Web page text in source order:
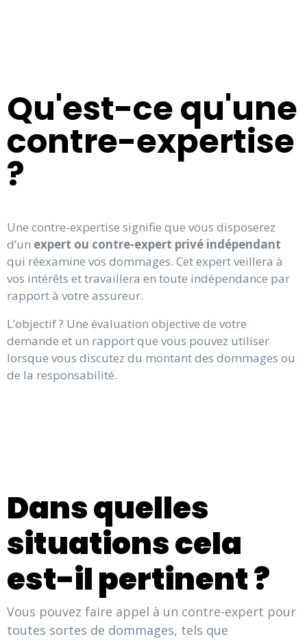
Qu'est-ce qu'une
contre-expertise
?
Une contre-expertise signifie que vous disposerez
d’un expert ou contre-expert privé indépendant
qui réexamine vos dommages. Cet expert veillera à
vos intérêts et travaillera en toute indépendance par
rapport à votre assureur.
L’objectif ? Une évaluation objective de votre
demande et un rapport que vous pouvez utiliser
lorsque vous discutez du montant des dommages ou
de la responsabilité.
Dans quelles
situations cela
est-il pertinent ?
Vous pouvez faire appel à un contre-expert pour
toutes sortes de dommages, tels que